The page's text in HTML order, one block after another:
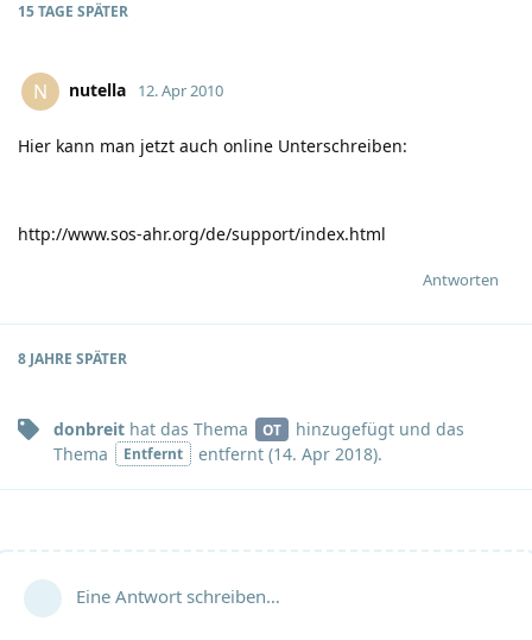
15 TAGE SPÄTER
N nutella 12. Apr 2010
Hier kann man jetzt auch online Unterschreiben:
http://www.sos-ahr.org/de/support/index.html
Antworten
8 JAHRE SPÄTER
donbreit hat das Thema OT hinzugefügt und das
Thema
Entfernt entfernt (14. Apr 2018).
Eine Antwort schreiben…